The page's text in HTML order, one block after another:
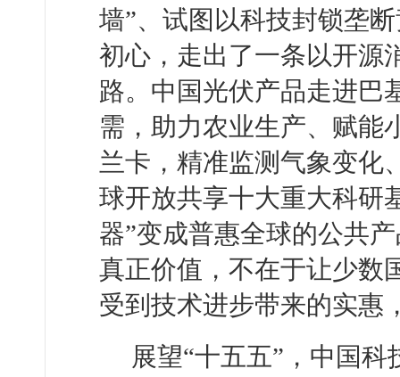
墙”、试图以科技封锁垄
初心，走出了一条以开源
路。中国光伏产品走进巴
需，助力农业生产、赋能
兰卡，精准监测气象变化
球开放共享十大重大科研
器”变成普惠全球的公共
真正价值，不在于让少数
受到技术进步带来的实惠
展望“十五五”，中国